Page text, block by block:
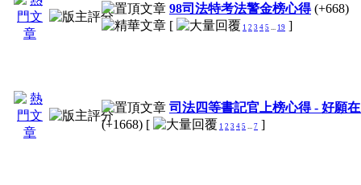
98司法特考法警金榜心得 (+668)
[
1 2 3 4 5 ... 19 ]
司法四等書記官上榜心得 - 好願
(+1668) [ 1 2 3 4 5 ... 7 ]